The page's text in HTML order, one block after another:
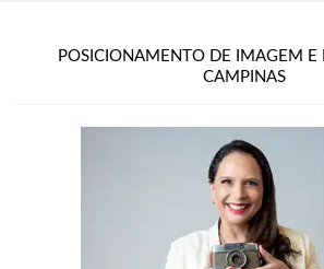
POSICIONAMENTO DE IMAGEM E
CAMPINAS